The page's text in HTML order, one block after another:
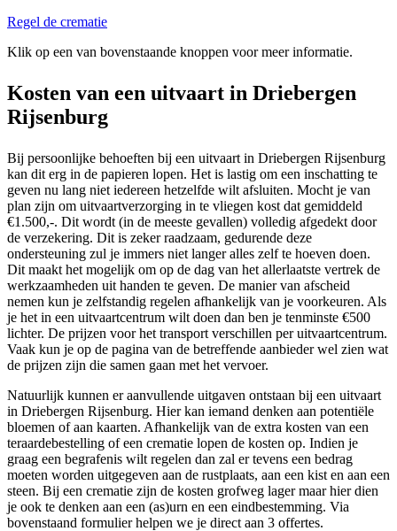
Regel de crematie
Klik op een van bovenstaande knoppen voor meer informatie.
Kosten van een uitvaart in Driebergen
Rijsenburg
Bij persoonlijke behoeften bij een uitvaart in Driebergen Rijsenburg
kan dit erg in de papieren lopen. Het is lastig om een inschatting te
geven nu lang niet iedereen hetzelfde wilt afsluiten. Mocht je van
plan zijn om uitvaartverzorging in te vliegen kost dat gemiddeld
€1.500,-. Dit wordt (in de meeste gevallen) volledig afgedekt door
de verzekering. Dit is zeker raadzaam, gedurende deze
ondersteuning zul je immers niet langer alles zelf te hoeven doen.
Dit maakt het mogelijk om op de dag van het allerlaatste vertrek de
werkzaamheden uit handen te geven. De manier van afscheid
nemen kun je zelfstandig regelen afhankelijk van je voorkeuren. Als
je het in een uitvaartcentrum wilt doen dan ben je tenminste €500
lichter. De prijzen voor het transport verschillen per uitvaartcentrum.
Vaak kun je op de pagina van de betreffende aanbieder wel zien wat
de prijzen zijn die samen gaan met het vervoer.
Natuurlijk kunnen er aanvullende uitgaven ontstaan bij een uitvaart
in Driebergen Rijsenburg. Hier kan iemand denken aan potentiële
bloemen of aan kaarten. Afhankelijk van de extra kosten van een
teraardebestelling of een crematie lopen de kosten op. Indien je
graag een begrafenis wilt regelen dan zal er tevens een bedrag
moeten worden uitgegeven aan de rustplaats, aan een kist en aan een
steen. Bij een crematie zijn de kosten grofweg lager maar hier dien
je ook te denken aan een (as)urn en een eindbestemming. Via
bovenstaand formulier helpen we je direct aan 3 offertes.